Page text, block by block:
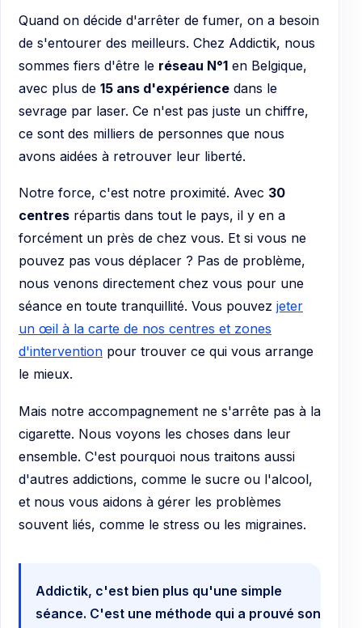
Quand on décide d'arrêter de fumer, on a besoin
de s'entourer des meilleurs. Chez Addictik, nous
sommes fiers d'être le réseau N°1 en Belgique,
avec plus de 15 ans d'expérience dans le
sevrage par laser. Ce n'est pas juste un chiffre,
ce sont des milliers de personnes que nous
avons aidées à retrouver leur liberté.
Notre force, c'est notre proximité. Avec 30
centres répartis dans tout le pays, il y en a
forcément un près de chez vous. Et si vous ne
pouvez pas vous déplacer ? Pas de problème,
nous venons directement chez vous pour une
séance en toute tranquillité. Vous pouvez jeter
un œil à la carte de nos centres et zones
d'intervention pour trouver ce qui vous arrange
le mieux.
Mais notre accompagnement ne s'arrête pas à la
cigarette. Nous voyons les choses dans leur
ensemble. C'est pourquoi nous traitons aussi
d'autres addictions, comme le sucre ou l'alcool,
et nous vous aidons à gérer les problèmes
souvent liés, comme le stress ou les migraines.
Addictik, c'est bien plus qu'une simple
séance. C'est une méthode qui a prouvé son